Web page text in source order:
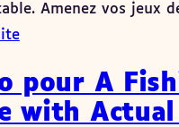
Amenez vos jeux
pour A
with